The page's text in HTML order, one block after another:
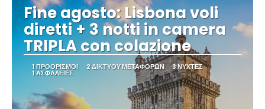
Fine agosto: Lisbona voli
diretti + 3 notti in camera
TRIPLA con colazione
1 ΠΡΟΟΡΙΣΜΟΊ 2 ΔΙΚΤΎΟΥ ΜΕΤΑΦΟΡΏΝ 3 ΝΎΧΤΕΣ
1 ΑΣΦΆΛΕΙΕΣ